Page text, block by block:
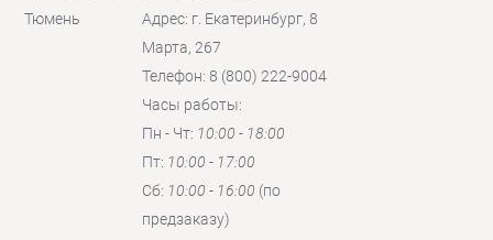
Тюмень
Адрес: г. Екатеринбург, 8
Марта, 267
Телефон: 8 (800) 222-9004
Часы работы:
Пн - Чт: 10:00 - 18:00
Пт: 10:00 - 17:00
Сб: 10:00 - 16:00 (по
предзаказу)